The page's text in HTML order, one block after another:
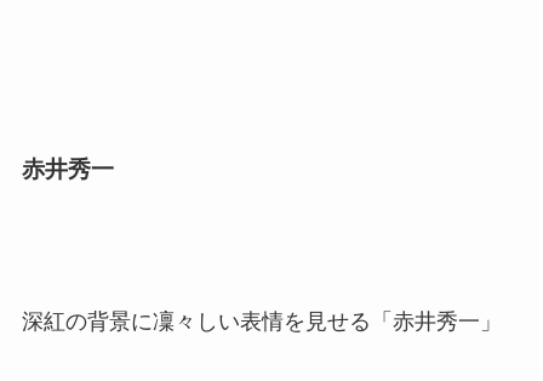
赤井秀一
深紅の背景に凜々しい表情を見せる「赤井秀一」